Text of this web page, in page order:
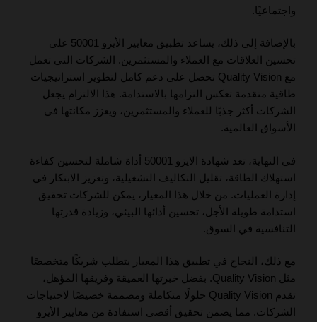
واجتماعيًا.
بالإضافة إلى ذلك، يساعد تطبيق معايير الأيزو 50001 على
تحسين العلاقات مع العملاء والمستثمرين. الشركات التي تعمل
مع Quality Vision تحصل على دعم كامل لتطوير استراتيجيات
طاقية متقدمة تعكس التزامها بالاستدامة. هذا الالتزام يجعل
الشركات أكثر جذبًا للعملاء والمستثمرين، ويعزز مكانتها في
الأسواق العالمية.
في النهاية، تعد شهادة الايزو 50001 أداة شاملة لتحسين كفاءة
استهلاك الطاقة، تقليل التكاليف التشغيلية، وتعزيز الابتكار في
إدارة العمليات. من خلال هذا المعيار، يمكن للشركات تحقيق
استدامة طويلة الأجل، تحسين أدائها البيئي، وزيادة قدرتها
التنافسية في السوق.
مع ذلك، النجاح في تطبيق هذا المعيار يتطلب شريكًا متخصصًا
مثل Quality Vision. بفضل خبرتها العميقة وفريقها المؤهل،
تقدم Quality Vision حلولًا متكاملة ومصممة خصيصًا لاحتياجات
الشركات. مما يضمن تحقيق أقصى استفادة من معايير الأيزو